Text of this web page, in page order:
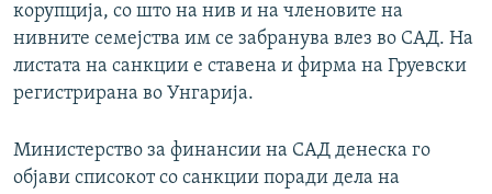
корупција, со што на нив и на членовите на
нивните семејства им се забранува влез во САД. На
листата на санкции е ставена и фирма на Груевски
регистрирана во Унгарија.
Министерство за финансии на САД денеска го
објави списокот со санкции поради дела на